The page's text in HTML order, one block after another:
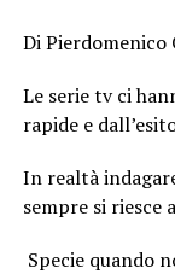
Di Pierdomenico
Le serie tv ci
rapide e
In realtà
sempre si riesce
Specie quando